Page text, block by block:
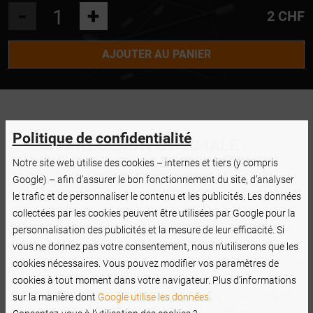
+ 2 CHF
AJOUTER AU PANIER
UNEPRÉCISION OPTIMALE
STRUCTURERLES CILS ET LES
SOURCILS!!
Les applicateurs coton n’absorbent pas les liquides, ce qui
permet d’utiliser les cosmétiques en plus petite quantité et
de manière plus économique. Les applicateurs vous
permettent de prélever une quantité optimale de produits, ce
qui s’avère trés pratique pour les doser parfaitement et les
appliquer de manière pratique et précise. Le pack contient
Politique de confidentialité
Notre site web utilise des cookies – internes et tiers (y compris
Google) – afin d’assurer le bon fonctionnement du site, d’analyser
le trafic et de personnaliser le contenu et les publicités. Les données
collectées par les cookies peuvent être utilisées par Google pour la
personnalisation des publicités et la mesure de leur efficacité. Si
vous ne donnez pas votre consentement, nous n’utiliserons que les
cookies nécessaires. Vous pouvez modifier vos paramètres de
cookies à tout moment dans votre navigateur. Plus d’informations
sur la manière dont Google utilise les données.